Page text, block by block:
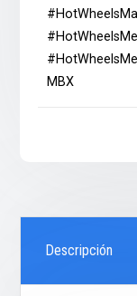
MBX
Descripción